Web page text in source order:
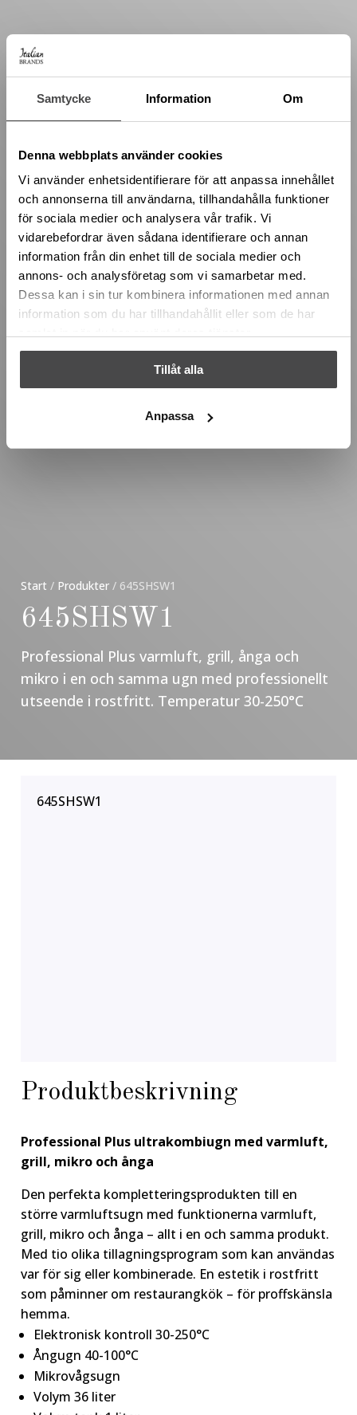
Samtycke Information Om
Denna webbplats använder cookies
Vi använder enhetsidentifierare för att anpassa innehållet
och annonserna till användarna, tillhandahålla funktioner
för sociala medier och analysera vår trafik. Vi
vidarebefordrar även sådana identifierare och annan
information från din enhet till de sociala medier och
annons- och analysföretag som vi samarbetar med.
Dessa kan i sin tur kombinera informationen med annan
information som du har tillhandahållit eller som de har
Tillåt alla
Anpassa
Start / Produkter / 645SHSW1
645SHSW1
Professional Plus varmluft, grill, ånga och
mikro i en och samma ugn med professionellt
utseende i rostfritt. Temperatur 30-250°C
Produktbeskrivning
Professional Plus ultrakombiugn med varmluft,
grill, mikro och ånga
Den perfekta kompletteringsprodukten till en
större varmluftsugn med funktionerna varmluft,
grill, mikro och ånga – allt i en och samma produkt.
Med tio olika tillagningsprogram som kan användas
var för sig eller kombinerade. En estetik i rostfritt
som påminner om restaurangkök – för proffskänsla
hemma.
Elektronisk kontroll 30-250°C
Ångugn 40-100°C
Mikrovågsugn
Volym 36 liter
645SHSW1